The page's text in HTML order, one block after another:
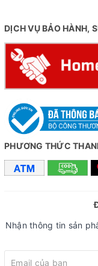
DỊCH VỤ BẢO HÀNH,
PHƯƠNG THỨC
Nhận thông tin sản